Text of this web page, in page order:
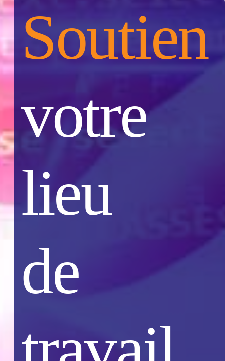
Soutien
votre
lieu
de